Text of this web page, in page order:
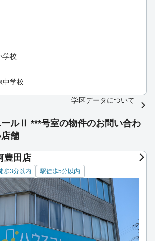
学校
中学校
学区データについて
ルⅡ ***号室の物件のお問い合わ
舗
豊田店
歩3分以内 駅徒歩5分以内